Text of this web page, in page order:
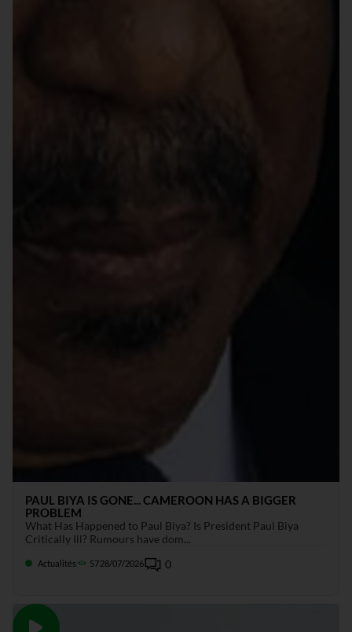
PAUL BIYA IS GONE... CAMEROON HAS A BIGGER
PROBLEM
What Has Happened to Paul Biya? Is President Paul Biya
Critically Ill? Rumours have dom...
Actualités 5728/07/2026 0